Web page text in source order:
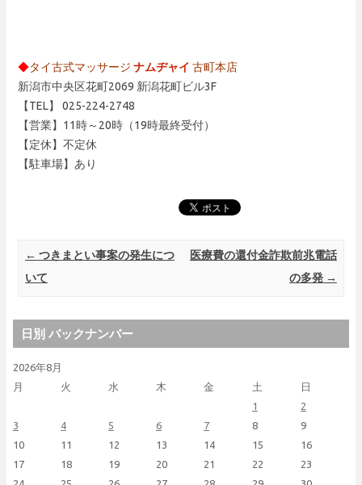
◆タイ古式マッサージ ナムヂャイ 古町本店
新潟市中央区花町2069 新潟花町ビル3F
【TEL】 025-224-2748
【営業】11時～20時（19時最終受付）
【定休】不定休
【駐車場】あり
Post navigation
← つきまとい事案の発生につ
いて
医療費の還付金詐欺前兆電話
の多発 →
日別 バックナンバー
2026年8月
月
火 水 木 金 土 日
1
2
3
4 5 6 7 8
9
10
11 12 13 14 15
16
17
18 19 20 21 22
23